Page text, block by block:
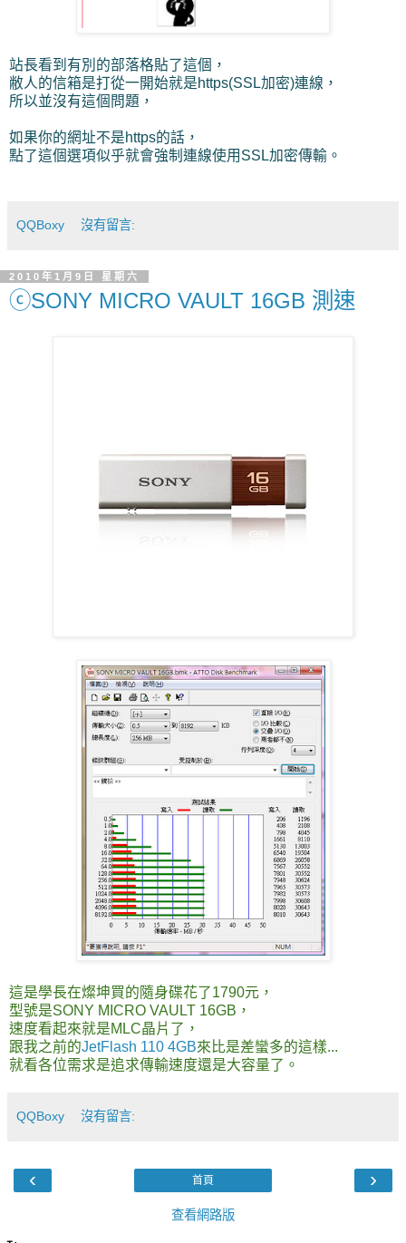
站長看到有別的部落格貼了這個，
敝人的信箱是打從一開始就是https(SSL加密)連線，
所以並沒有這個問題，
如果你的網址不是https的話，
點了這個選項似乎就會強制連線使用SSL加密傳輸。
QQBoxy 沒有留言:
2010年1月9日 星期六
ⓒSONY MICRO VAULT 16GB 測速
這是學長在燦坤買的隨身碟花了1790元，
型號是SONY MICRO VAULT 16GB，
速度看起來就是MLC晶片了，
跟我之前的JetFlash 110 4GB來比是差蠻多的這樣...
就看各位需求是追求傳輸速度還是大容量了。
QQBoxy 沒有留言:
‹ ›
首頁
查看網路版